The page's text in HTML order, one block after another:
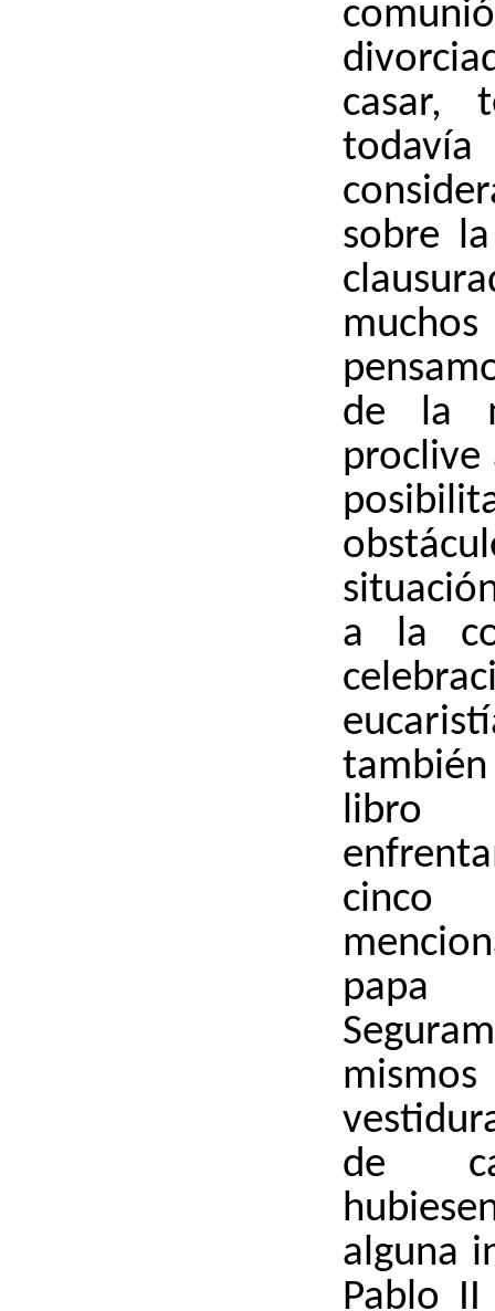
casar,
sobre
de la
proclive
a la
libro
cinco
papa
mismos
de
alguna
Pablo